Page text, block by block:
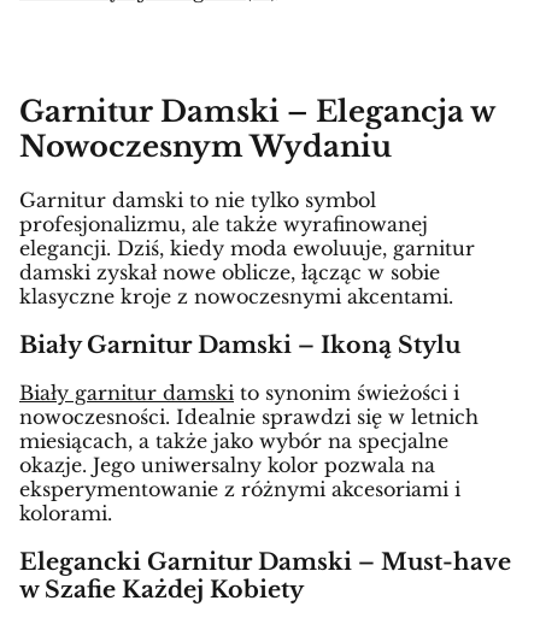
Garnitur Damski – Elegancja w
Nowoczesnym Wydaniu
Garnitur damski to nie tylko symbol
profesjonalizmu, ale także wyrafinowanej
elegancji. Dziś, kiedy moda ewoluuje, garnitur
damski zyskał nowe oblicze, łącząc w sobie
klasyczne kroje z nowoczesnymi akcentami.
Biały Garnitur Damski – Ikoną Stylu
Biały garnitur damski to synonim świeżości i
nowoczesności. Idealnie sprawdzi się w letnich
miesiącach, a także jako wybór na specjalne
okazje. Jego uniwersalny kolor pozwala na
eksperymentowanie z różnymi akcesoriami i
kolorami.
Elegancki Garnitur Damski – Must-have
w Szafie Każdej Kobiety